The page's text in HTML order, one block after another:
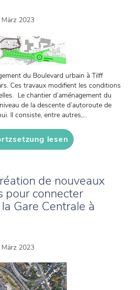
März 2023
du Boulevard urbain à Tilff
Ces travaux modifient les conditions
Le chantier d’aménagement du
de la descente d’autoroute de
Il consiste, entre autres,...
lesen
de nouveaux
pour connecter
Gare Centrale à
März 2023